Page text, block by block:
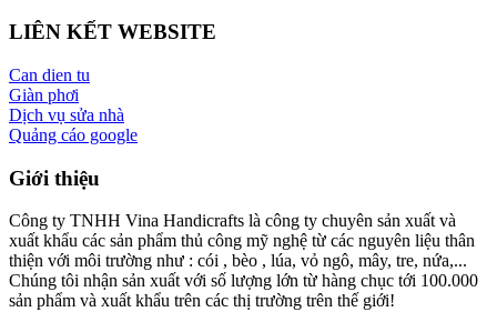
LIÊN KẾT WEBSITE
Can dien tu
Giàn phơi
Dịch vụ sửa nhà
Quảng cáo google
Giới thiệu
Công ty TNHH Vina Handicrafts là công ty chuyên sản xuất và
xuất khẩu các sản phẩm thủ công mỹ nghệ từ các nguyên liệu thân
thiện với môi trường như : cói , bèo , lúa, vỏ ngô, mây, tre, nứa,...
Chúng tôi nhận sản xuất với số lượng lớn từ hàng chục tới 100.000
sản phẩm và xuất khẩu trên các thị trường trên thế giới!